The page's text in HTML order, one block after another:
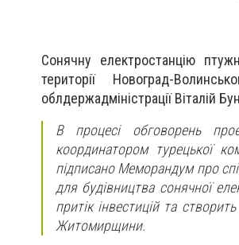
Сонячну електростанцію
території Новоград-
облдержадміністрації Віталій
В процесі обговорень
координатором турецької
підписано Меморандум про
для будівництва сонячної
притік інвестицій та
Житомирщини.